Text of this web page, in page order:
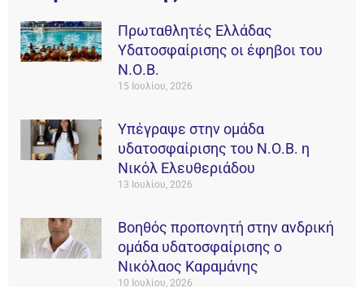
Πρωταθλητές Ελλάδας
Υδατοσφαίρισης οι έφηβοι του
Ν.Ο.Β.
15 Ιουλίου, 2026
Υπέγραψε στην ομάδα
υδατοσφαίρισης του Ν.Ο.Β. η
Νικόλ Ελευθεριάδου
13 Ιουλίου, 2026
Βοηθός προπονητή στην ανδρική
ομάδα υδατοσφαίρισης ο
Νικόλαος Καραμάνης
10 Ιουλίου, 2026